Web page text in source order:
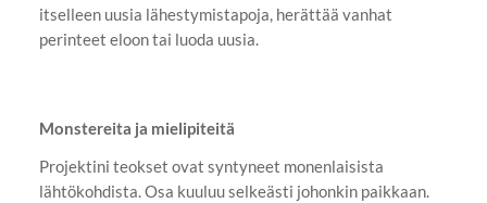
itselleen uusia lähestymistapoja, herättää vanhat
perinteet eloon tai luoda uusia.
Monstereita ja mielipiteitä
Projektini teokset ovat syntyneet monenlaisista
lähtökohdista. Osa kuuluu selkeästi johonkin paikkaan.